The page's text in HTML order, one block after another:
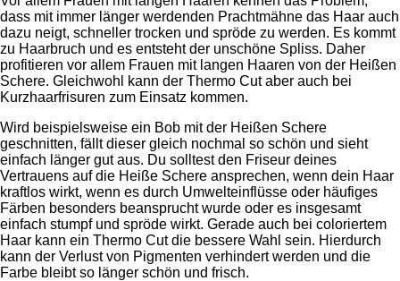
dass mit immer länger werdenden Prachtmähne das Haar auch
dazu neigt, schneller trocken und spröde zu werden. Es kommt
zu Haarbruch und es entsteht der unschöne Spliss. Daher
profitieren vor allem Frauen mit langen Haaren von der Heißen
Schere. Gleichwohl kann der Thermo Cut aber auch bei
Kurzhaarfrisuren zum Einsatz kommen.
Wird beispielsweise ein Bob mit der Heißen Schere
geschnitten, fällt dieser gleich nochmal so schön und sieht
einfach länger gut aus. Du solltest den Friseur deines
Vertrauens auf die Heiße Schere ansprechen, wenn dein Haar
kraftlos wirkt, wenn es durch Umwelteinflüsse oder häufiges
Färben besonders beansprucht wurde oder es insgesamt
einfach stumpf und spröde wirkt. Gerade auch bei coloriertem
Haar kann ein Thermo Cut die bessere Wahl sein. Hierdurch
kann der Verlust von Pigmenten verhindert werden und die
Farbe bleibt so länger schön und frisch.